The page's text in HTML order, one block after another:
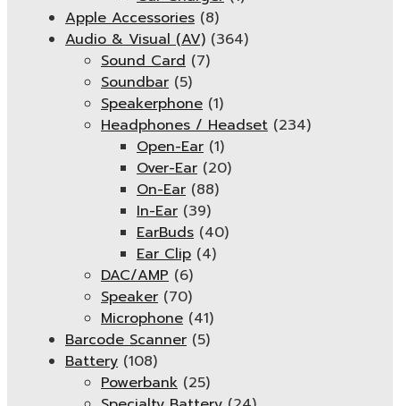
Apple Accessories (8)
Audio & Visual (AV) (364)
Sound Card (7)
Soundbar (5)
Speakerphone (1)
Headphones / Headset (234)
Open-Ear (1)
Over-Ear (20)
On-Ear (88)
In-Ear (39)
EarBuds (40)
Ear Clip (4)
DAC/AMP (6)
Speaker (70)
Microphone (41)
Barcode Scanner (5)
Battery (108)
Powerbank (25)